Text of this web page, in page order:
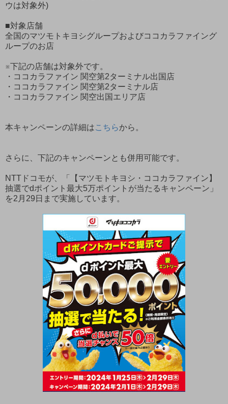
ウは対象外)
■対象店舗
全国のマツモトキヨシグループおよびココカラファイング
ループのお店
※下記の店舗は対象外です。
・ココカラファイン 関空第2ターミナル出国店
・ココカラファイン 関空第2ターミナル店
・ココカラファイン 関空出国エリア店
本キャンペーンの詳細はこちらから。
さらに、下記のキャンペーンとも併用可能です。
NTTドコモが、「【マツモトキヨシ・ココカラファイン】
抽選でdポイント最大5万ポイントが当たるキャンペーン」
を2月29日まで実施しています。